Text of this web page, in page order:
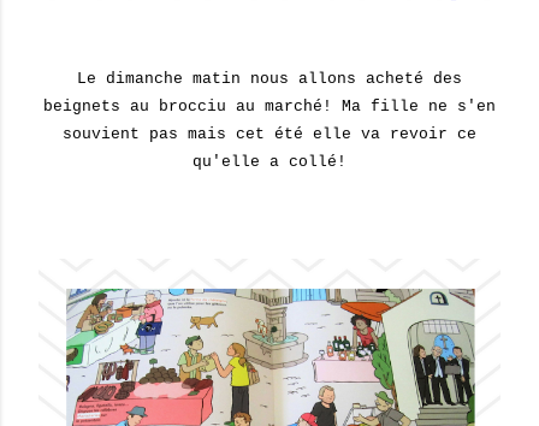
Le dimanche matin nous allons acheté des
beignets au brocciu au marché! Ma fille ne s'en
souvient pas mais cet été elle va revoir ce
qu'elle a collé!